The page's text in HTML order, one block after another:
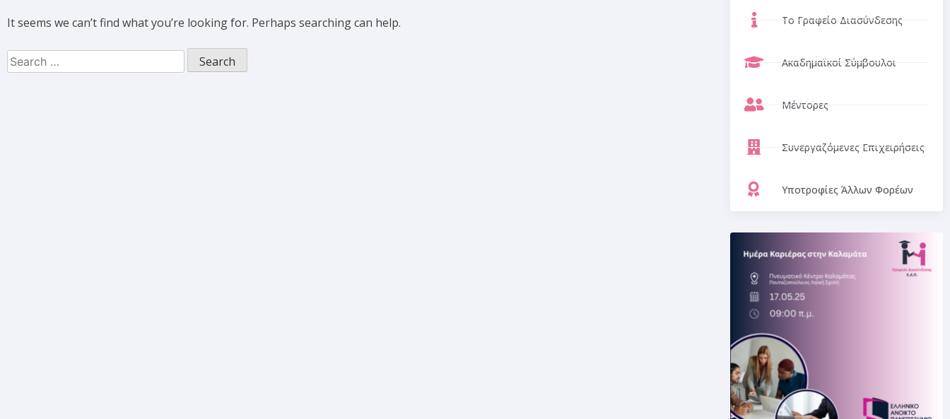
It seems we can’t find what you’re looking for. Perhaps searching can help. Το Γραφείο Διασύνδεσης
Ακαδημαϊκοί Σύμβουλοι
Μέντορες
Συνεργαζόμενες Επιχειρήσεις
Υποτροφίες Άλλων Φορέων